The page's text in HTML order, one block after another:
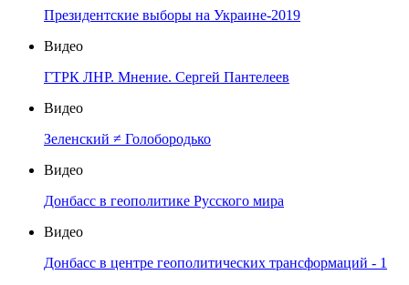
Президентские выборы на Украине-2019
Видео
ГТРК ЛНР. Мнение. Сергей Пантелеев
Видео
Зеленский ≠ Голобородько
Видео
Донбасс в геополитике Русского мира
Видео
Донбасс в центре геополитических трансформаций - 1